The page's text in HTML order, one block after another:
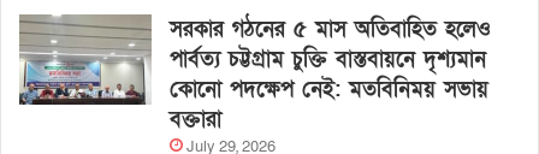
সরকার গঠনের ৫ মাস অতিবাহিত হলেও
পার্বত্য চট্টগ্রাম চুক্তি বাস্তবায়নে দৃশ্যমান
কোনো পদক্ষেপ নেই: মতবিনিময় সভায়
বক্তারা
July 29, 2026